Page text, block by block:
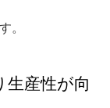
。
生産性が向